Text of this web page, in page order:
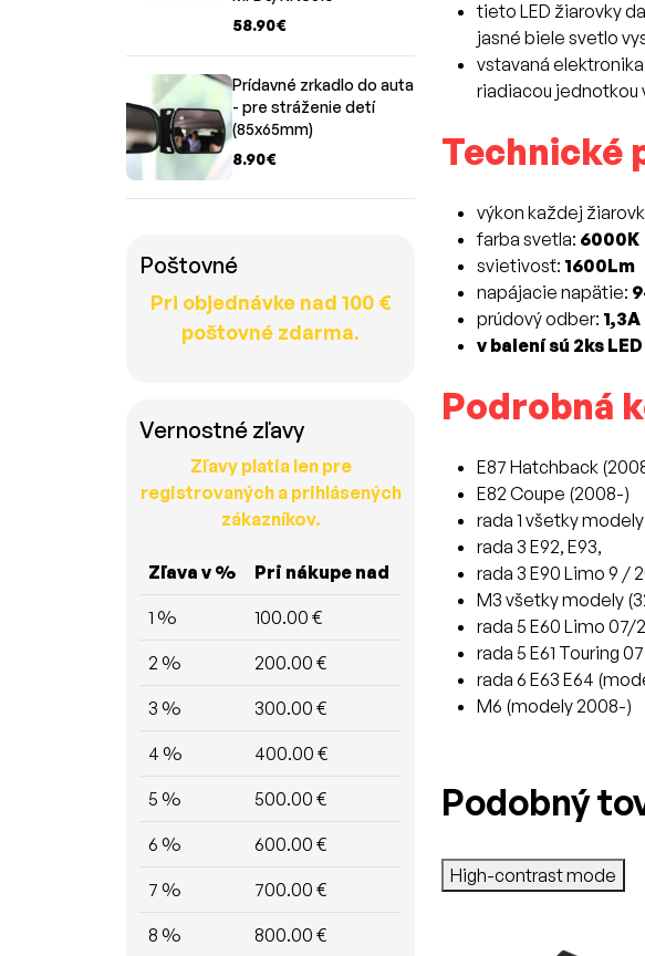
58.90€
Prídavné zrkadlo do auta
- pre stráženie detí
(85x65mm)
8.90€
Poštovné
Pri objednávke nad 100 €
poštovné zdarma.
Vernostné zľavy
Zľavy platia len pre
registrovaných a prihlásených
zákazníkov.
Zľava v % Pri nákupe nad
1 % 100.00 €
2 % 200.00 €
3 % 300.00 €
4 % 400.00 €
5 % 500.00 €
6 % 600.00 €
7 % 700.00 €
8 % 800.00 €
tieto LED žiarovky
jasné biele svetlo
vstavaná
riadiacou jednotkou
Technické
výkon každej
farba svetla: 6000K
svietivosť: 1600Lm
napájacie napätie:
prúdový odber: 1,3A
v balení sú 2ks
Podrobná
E87 Hatchback
E82 Coupe (2008-)
rada 1 všetky modely
rada 3 E92, E93,
rada 3 E90 Limo 9 /
M3 všetky modely
rada 5 E60 Limo 07/
rada 5 E61 Touring
rada 6 E63 E64
M6 (modely 2008-)
Podobný
High-contrast mode